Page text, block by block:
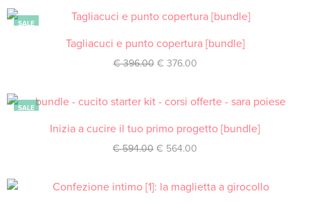
SALE
ACQUISTA
Tagliacuci e punto copertura [bundle]
€396.00 € 376.00
SALE
ACQUISTA
Inizia a cucire il tuo primo progetto [bundle]
€594.00 € 564.00